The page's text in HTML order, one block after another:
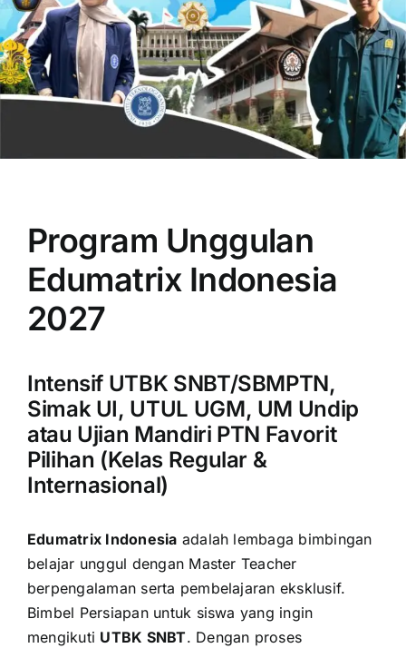
OUR PROGRAM
CONTACT US
Program Unggulan
Edumatrix Indonesia
2027
Intensif UTBK SNBT/SBMPTN,
Simak UI, UTUL UGM, UM Undip
atau Ujian Mandiri PTN Favorit
Pilihan (Kelas Regular &
Internasional)
Edumatrix Indonesia adalah lembaga bimbingan
belajar unggul dengan Master Teacher
berpengalaman serta pembelajaran eksklusif.
Bimbel Persiapan untuk siswa yang ingin
mengikuti UTBK SNBT. Dengan proses